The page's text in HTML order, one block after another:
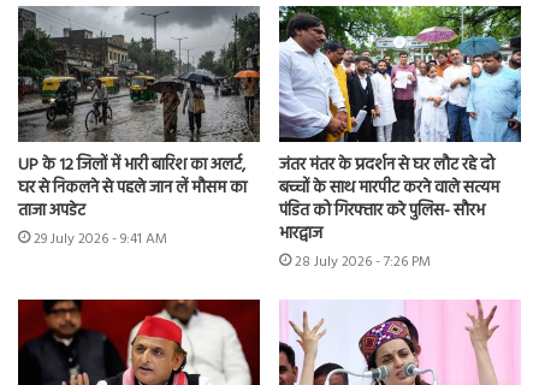
UP के 12 जिलों में भारी बारिश का अलर्ट,
घर से निकलने से पहले जान लें मौसम का
ताजा अपडेट
29 July 2026 - 9:41 AM
जंतर मंतर के प्रदर्शन से घर लौट रहे दो
बच्चों के साथ मारपीट करने वाले सत्यम
पंडित को गिरफ्तार करे पुलिस- सौरभ
भारद्वाज
28 July 2026 - 7:26 PM